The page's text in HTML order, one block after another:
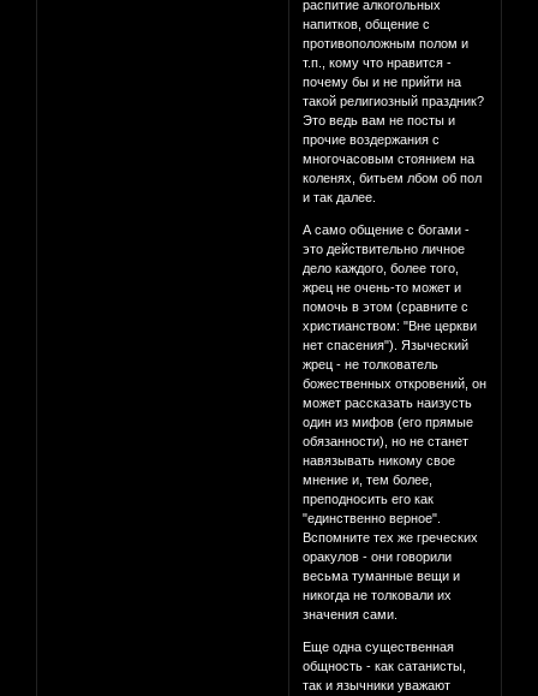
распитие алкогольных
напитков, общение с
противоположным полом и
т.п., кому что нравится -
почему бы и не прийти на
такой религиозный праздник?
Это ведь вам не посты и
прочие воздержания с
многочасовым стоянием на
коленях, битьем лбом об пол
и так далее.
А само общение с богами -
это действительно личное
дело каждого, более того,
жрец не очень-то может и
помочь в этом (сравните с
христианством: "Вне церкви
нет спасения"). Языческий
жрец - не толкователь
божественных откровений, он
может рассказать наизусть
один из мифов (его прямые
обязанности), но не станет
навязывать никому свое
мнение и, тем более,
преподносить его как
"единственно верное".
Вспомните тех же греческих
оракулов - они говорили
весьма туманные вещи и
никогда не толковали их
значения сами.
Еще одна существенная
общность - как сатанисты,
так и язычники уважают